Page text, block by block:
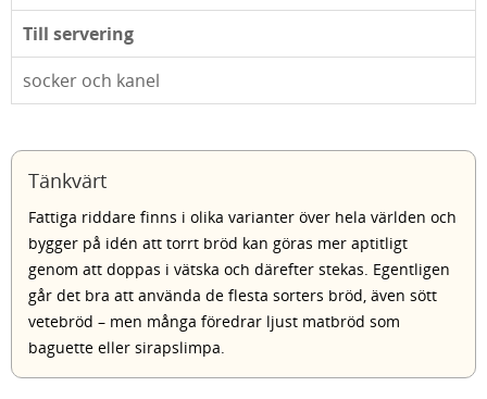
Till servering
socker och kanel
Tänkvärt
Fattiga riddare finns i olika varianter över hela världen och
bygger på idén att torrt bröd kan göras mer aptitligt
genom att doppas i vätska och därefter stekas. Egentligen
går det bra att använda de flesta sorters bröd, även sött
vetebröd – men många föredrar ljust matbröd som
baguette eller sirapslimpa.